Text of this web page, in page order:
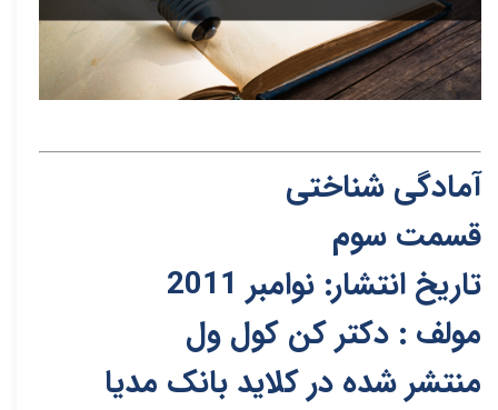
آمادگی شناختی
قسمت سوم
تاریخ انتشار: نوامبر 2011
مولف : دکتر کن کول ول
منتشر شده در کلاید بانک مدیا